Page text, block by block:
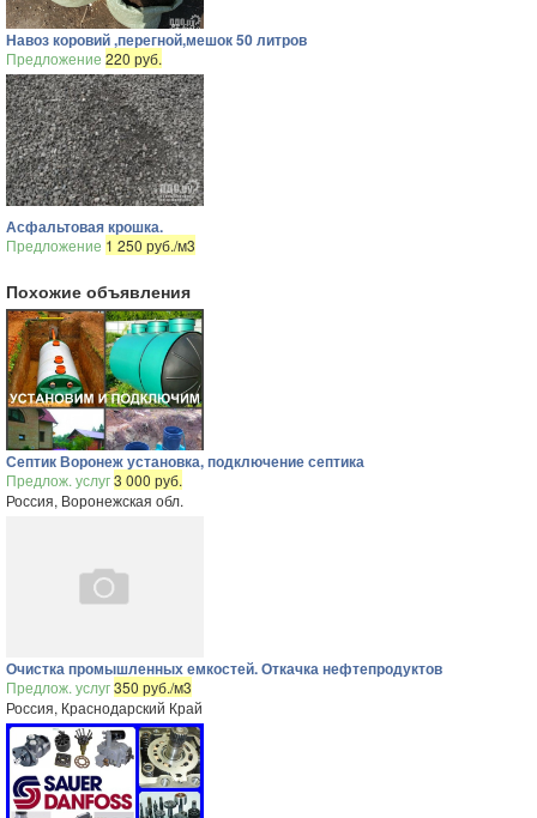
Навоз коровий ,перегной,мешок 50 литров
Предложение 220 руб.
Асфальтовая крошка.
Предложение 1 250 руб./м3
Похожие объявления
Септик Воронеж установка, подключение септика
Предлож. услуг3 000 руб.
Россия, Воронежская обл.
Очистка промышленных емкостей. Откачка нефтепродуктов
Предлож. услуг350 руб./м3
Россия, Краснодарский Край